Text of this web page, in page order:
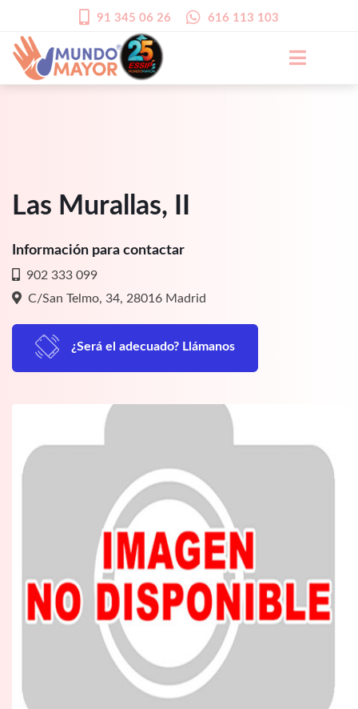
91 345 06 26 616 113 103
Las Murallas, II
Información para contactar
902 333 099
C/San Telmo, 34, 28016 Madrid
¿Será el adecuado? Llámanos